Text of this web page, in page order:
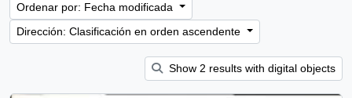
Ordenar por: Fecha modificada
Dirección: Clasificación en orden ascendente
Show 2 results with digital objects